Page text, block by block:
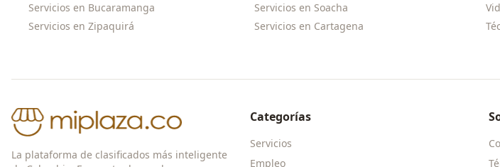
Servicios en Bucaramanga Servicios en Soacha
Servicios en Zipaquirá Servicios en Cartagena
La plataforma de clasificados más inteligente
Categorías
Servicios
Empleo